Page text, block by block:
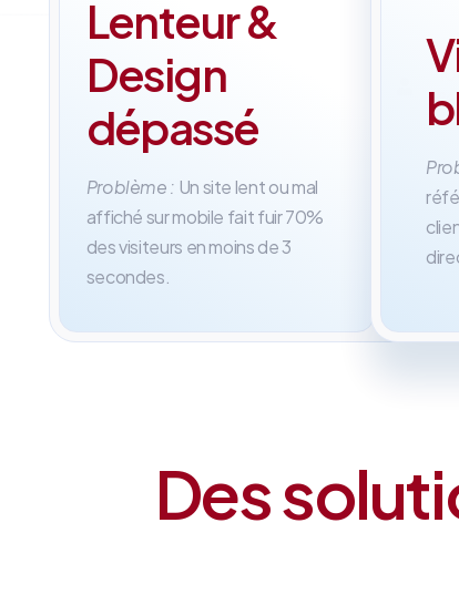
Lenteur &
Design
dépassé
Problème : Un site lent ou mal
affiché sur mobile fait fuir 70%
des visiteurs en moins de 3
secondes.
%
Des